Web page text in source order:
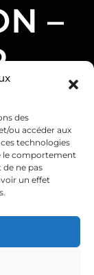
des
ou accéder aux
technologies
le comportement
de ne pas
un effet
–